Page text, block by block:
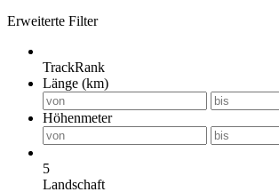
Erweiterte Filter
TrackRank
Länge (km)
Höhenmeter
5
Landschaft